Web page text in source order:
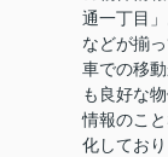
通一丁目
などが揃
車での移
も良好な
情報のこ
化してお